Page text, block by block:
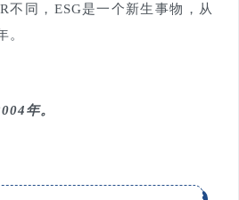
不同，ESG是一个新生事物，从
。
年。